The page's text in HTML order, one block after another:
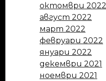
октомври 2022
август 2022
март 2022
февруари 2022
януари 2022
декември 2021
ноември 2021